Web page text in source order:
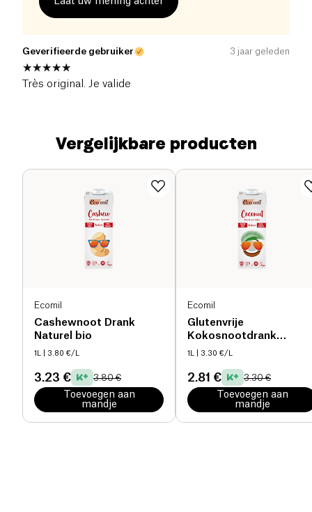
Geverifieerde gebruiker 3 jaar geleden
Très original. Je valide
Vergelijkbare producten
Ecomil
Cashewnoot Drank
Naturel bio
1L | 3.80 €/L
3.23 € 3.80 €
Toevoegen aan
mandje
Ecomil
Glutenvrije
Kokosnootdrank
Naturel bio
1L | 3.30 €/L
2.81 € 3.30 €
Toevoegen aan
mandje